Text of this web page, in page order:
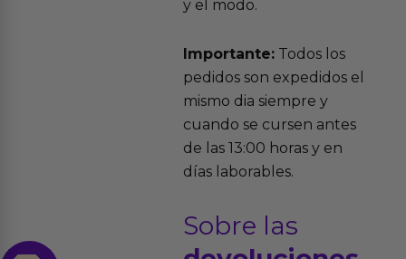
y el modo.
Importante:Todos los
pedidos son expedidos el
mismo dia siempre y
cuando se cursen antes
de las 13:00 horas y en
días laborables.
Sobre las